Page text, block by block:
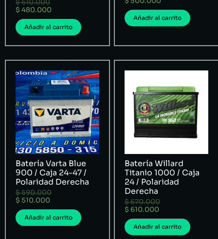
$610.000
$ 480.000
Añadir al carrito
Añadir al carrito
Batería Varta Blue
900 / Caja 24-47 /
Polaridad Derecha
$590.000
$ 510.000
Añadir al carrito
Batería Willard
Titanio 1000 / Caja
24 / Polaridad
Derecha
$670.000
$ 610.000
Añadir al carrito